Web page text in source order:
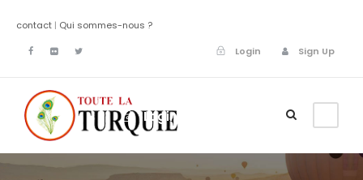
contact | Qui sommes-nous ?
Login
Sign Up
Login